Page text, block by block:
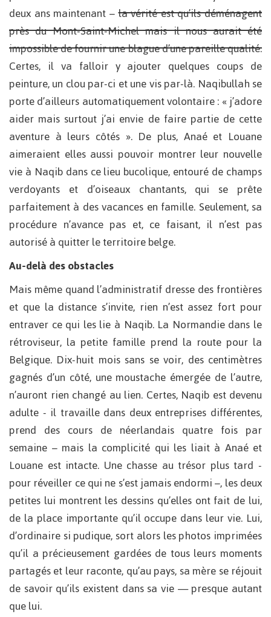
deux ans maintenant –la vérité est qu’ils déménagent
près du Mont-Saint-Michel mais il nous aurait été
impossible de fournir une blague d’une pareille qualité.
Certes, il va falloir y ajouter quelques coups de
peinture, un clou par-ci et une vis par-là. Naqibullah se
porte d’ailleurs automatiquement volontaire : « j’adore
aider mais surtout j’ai envie de faire partie de cette
aventure à leurs côtés ». De plus, Anaé et Louane
aimeraient elles aussi pouvoir montrer leur nouvelle
vie à Naqib dans ce lieu bucolique, entouré de champs
verdoyants et d’oiseaux chantants, qui se prête
parfaitement à des vacances en famille. Seulement, sa
procédure n’avance pas et, ce faisant, il n’est pas
autorisé à quitter le territoire belge.
Au-delà des obstacles
Mais même quand l’administratif dresse des frontières
et que la distance s’invite, rien n’est assez fort pour
entraver ce qui les lie à Naqib. La Normandie dans le
rétroviseur, la petite famille prend la route pour la
Belgique. Dix-huit mois sans se voir, des centimètres
gagnés d’un côté, une moustache émergée de l’autre,
n’auront rien changé au lien. Certes, Naqib est devenu
adulte - il travaille dans deux entreprises différentes,
prend des cours de néerlandais quatre fois par
semaine – mais la complicité qui les liait à Anaé et
Louane est intacte. Une chasse au trésor plus tard -
pour réveiller ce qui ne s’est jamais endormi –, les deux
petites lui montrent les dessins qu’elles ont fait de lui,
de la place importante qu’il occupe dans leur vie. Lui,
d’ordinaire si pudique, sort alors les photos imprimées
qu’il a précieusement gardées de tous leurs moments
partagés et leur raconte, qu’au pays, sa mère se réjouit
de savoir qu’ils existent dans sa vie — presque autant
que lui.